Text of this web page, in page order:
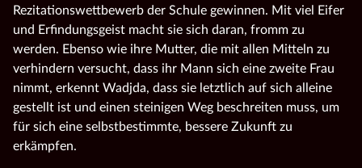
Rezitationswettbewerb der Schule gewinnen. Mit viel Eifer
und Erfindungsgeist macht sie sich daran, fromm zu
werden. Ebenso wie ihre Mutter, die mit allen Mitteln zu
verhindern versucht, dass ihr Mann sich eine zweite Frau
nimmt, erkennt Wadjda, dass sie letztlich auf sich alleine
gestellt ist und einen steinigen Weg beschreiten muss, um
für sich eine selbstbestimmte, bessere Zukunft zu
erkämpfen.